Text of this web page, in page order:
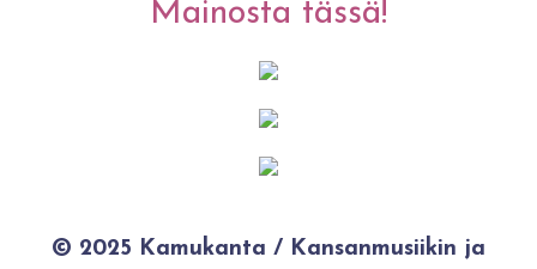
Mainosta tässä!
© 2025 Kamukanta / Kansanmusiikin ja